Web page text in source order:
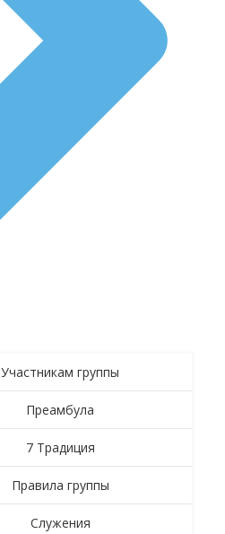
Участникам группы
Преамбула
7 Традиция
Правила группы
Служения